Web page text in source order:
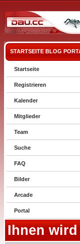
STARTSEITE BLOG
Startseite
Registrieren
Kalender
Mitglieder
Team
Suche
FAQ
Bilder
Arcade
Portal
Ihnen